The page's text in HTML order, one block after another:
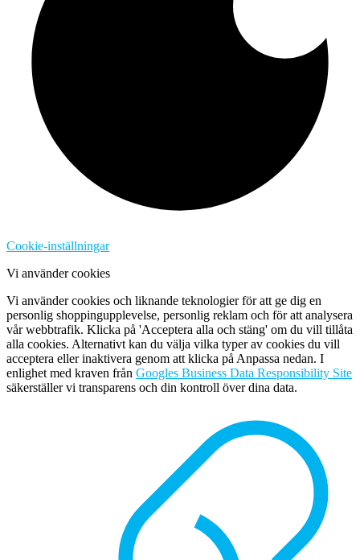
Cookie-inställningar
Vi använder cookies
Vi använder cookies och liknande teknologier för att ge dig en
personlig shoppingupplevelse, personlig reklam och för att analysera
vår webbtrafik. Klicka på 'Acceptera alla och stäng' om du vill tillåta
alla cookies. Alternativt kan du välja vilka typer av cookies du vill
acceptera eller inaktivera genom att klicka på Anpassa nedan. I
enlighet med kraven från Googles Business Data Responsibility Site
säkerställer vi transparens och din kontroll över dina data.